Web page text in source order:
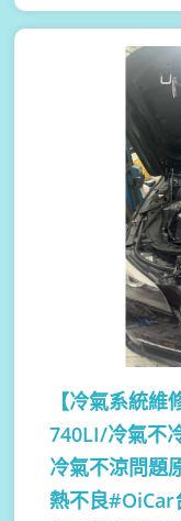
【冷氣系統維
740LI/冷氣不
冷氣不涼問題
熱不良#OiCar